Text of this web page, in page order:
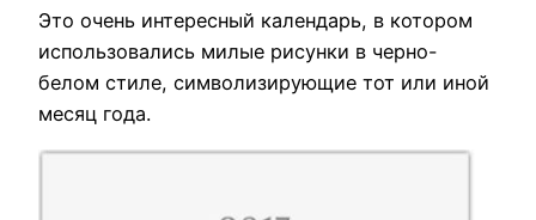
Это очень интересный календарь, в котором
использовались милые рисунки в черно-
белом стиле, символизирующие тот или иной
месяц года.